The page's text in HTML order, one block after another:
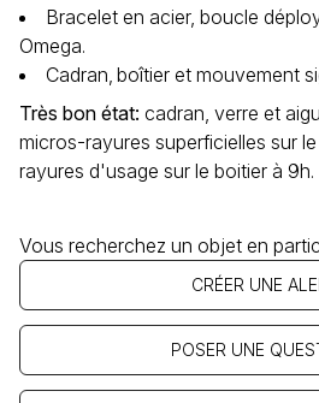
Bracelet en acier, boucle
Omega.
Cadran‚ boîtier et mouvement
Très bon état: cadran, verre et
micros-rayures superficielles sur
rayures d'usage sur le boitier à 9h.
Vous recherchez un objet en
CRÉER UNE
POSER UNE